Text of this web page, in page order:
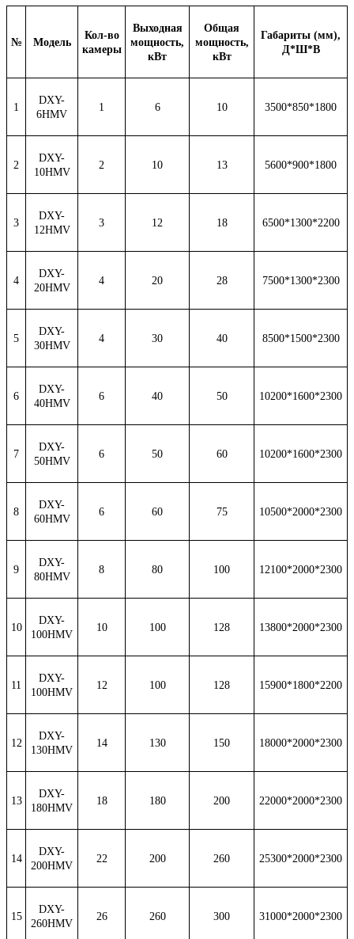
№ Модель
Кол-во
камеры
Выходная
мощность,
кВт
Общая
мощность,
кВт
Габариты (мм),
Д*Ш*В
1
DXY-
6HMV
1 6 10 3500*850*1800
2
DXY-
10HMV
2 10 13 5600*900*1800
3
DXY-
12HMV
3 12 18 6500*1300*2200
4
DXY-
20HMV
4 20 28 7500*1300*2300
5
DXY-
30HMV
4 30 40 8500*1500*2300
6
DXY-
40HMV
6 40 50 10200*1600*2300
7
DXY-
50HMV
6 50 60 10200*1600*2300
8
DXY-
60HMV
6 60 75 10500*2000*2300
9
DXY-
80HMV
8 80 100 12100*2000*2300
10
DXY-
100HMV
10 100 128 13800*2000*2300
11
DXY-
100HMV
12 100 128 15900*1800*2200
12
DXY-
130HMV
14 130 150 18000*2000*2300
13
DXY-
180HMV
18 180 200 22000*2000*2300
14
DXY-
200HMV
22 200 260 25300*2000*2300
15
DXY-
260HMV
26 260 300 31000*2000*2300